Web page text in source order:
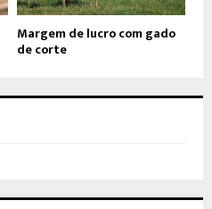
Margem de lucro com gado
de corte